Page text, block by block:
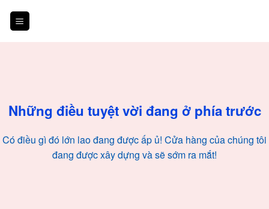
dungNhững điều tuyệt vời đang ở phía trước
Có điều gì đó lớn lao đang được ấp ủ! Cửa hàng của chúng tôi
đang được xây dựng và sẽ sớm ra mắt!